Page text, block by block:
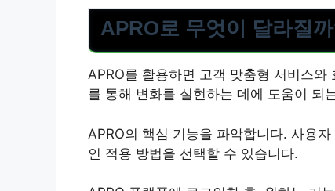
APRO로 무엇이 달라질
APRO를 활용하면 고객 맞춤형 서비스
를 통해 변화를 실현하는 데에 도움이 되
APRO의 핵심 기능을 파악합니다. 사용
인 적용 방법을 선택할 수 있습니다.